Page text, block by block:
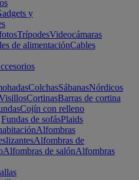
y
TrípodesVideocámaras
de alimentaciónCables
ColchasSábanasNórdicos
CortinasBarras de cortina
Cojín con relleno
Fundas de sofásPlaids
Alfombras
Alfombras de
Alfombras de salónAlfombras